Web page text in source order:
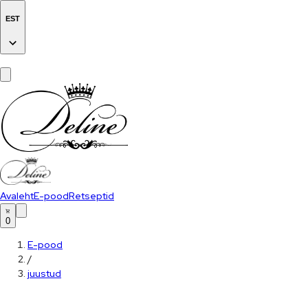
EST
AvalehtE-poodRetseptid
0
E-pood
/
juustud